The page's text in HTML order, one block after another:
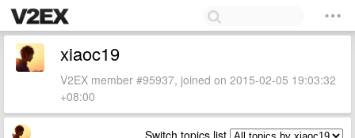
xiaoc19
V2EX member #95937, joined on 2015-02-05 19:03:32
+08:00
Switch topics list